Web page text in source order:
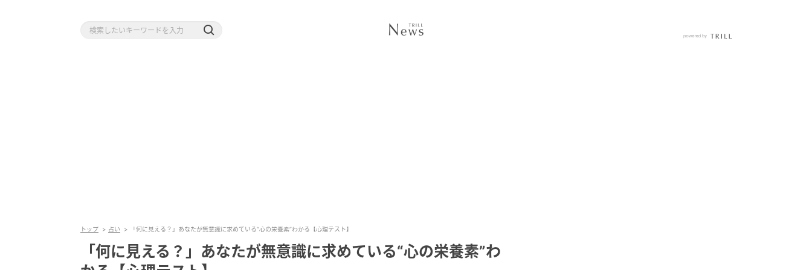
トップ 占い 「何に見える？」あなたが無意識に求めている“心の栄養素”わかる【心理テスト】
「何に見える？」あなたが無意識に求めている“心の栄養素”わ